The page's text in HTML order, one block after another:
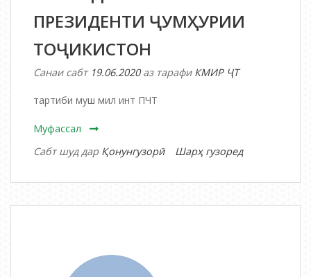
ПРЕЗИДЕНТИ ҶУМҲУРИИ
ТОҶИКИСТОН
Санаи сабт 19.06.2020аз тарафи КМИР ҶТ
тартиби муш мил инт ПЧТ
Муфассал
Сабт шуд дар Қонунгузорӣ Шарҳ гузореддар
ПЕШБАРӢ
ВА